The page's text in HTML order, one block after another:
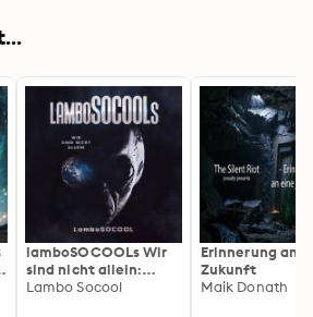
lamboSOCOOLs Wir
sind nicht allein:
Gruselige Ereignisse
Lambo Socool
Erinnerung an
Zukunft
Maik Donath